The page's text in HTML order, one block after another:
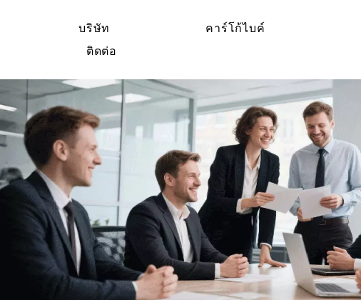
บริษัท คาร์โก้ไบค์
ติดต่อ